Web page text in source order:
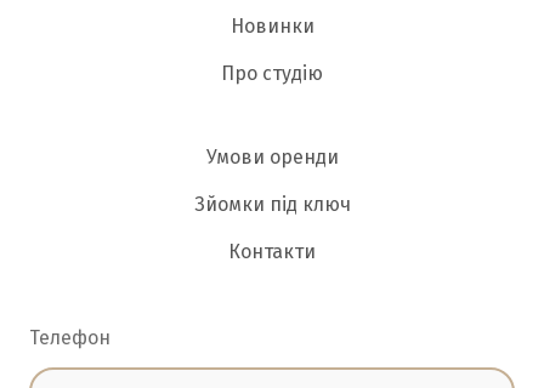
Новинки
Про студію
Умови оренди
Зйомки під ключ
Контакти
Телефон